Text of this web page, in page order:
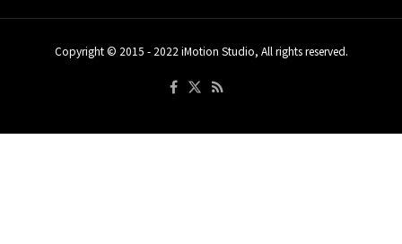
Copyright © 2015 - 2022 iMotion Studio, All rights reserved.